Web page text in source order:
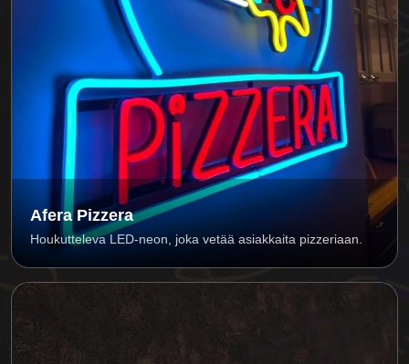
Afera Pizzera
Houkutteleva LED-neon, joka vetää asiakkaita pizzeriaan.